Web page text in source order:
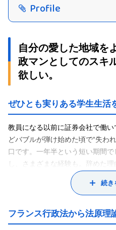
Profile
自分の愛した地域を
政マンとしてのスキ
欲しい。
ぜひとも実りある学生生活
教員になる以前に証券会社で働
どバブルが弾け始めた頃で“失わ
口です。一年半という短い期間
し、さまざまな経験も。辞めた
劇部の公演にのめり込んで授業
とから、もう一度、学生に立ち
へと探究心が沸いて、ついには研
たというわけです。
続き
フランス行政法から法原理